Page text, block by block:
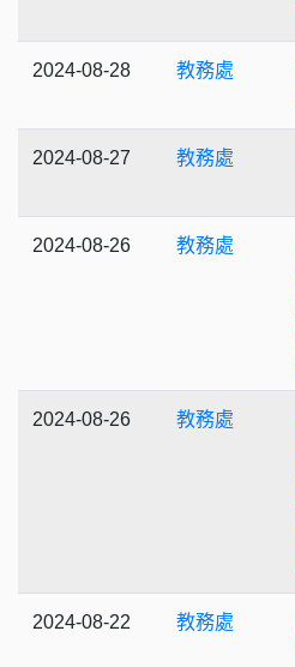
2024-08-28 教務處
2024-08-27 教務處
2024-08-26 教務處
2024-08-26 教務處
2024-08-22 教務處